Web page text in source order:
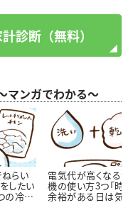
診断（無料）
マンガでわかる～
らい
したい
の冷凍
電気代が高くなる
機の使い方3つ「時
余裕がある日は気